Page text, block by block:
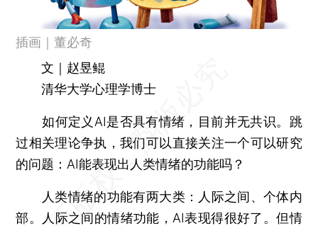
插画｜董必奇
文｜赵昱鲲
清华大学心理学博士
如何定义AI是否具有情绪，目前并无共识。跳
过相关理论争执，我们可以直接关注一个可以研究
的问题：AI能表现出人类情绪的功能吗？
人类情绪的功能有两大类：人际之间、个体内
部。人际之间的情绪功能，AI表现得很好了。但情